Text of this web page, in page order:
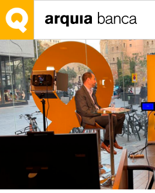
Saltar al contenido principal